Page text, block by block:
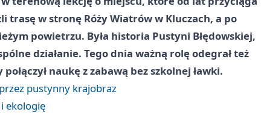
trasę w stronę Róży Wiatrów w Kluczach, a po
powietrzu. Była historia Pustyni Błędowskiej,
działanie. Tego dnia ważną rolę odegrał też
naukę z zabawą bez szkolnej ławki.
pustynny krajobraz
ekologię